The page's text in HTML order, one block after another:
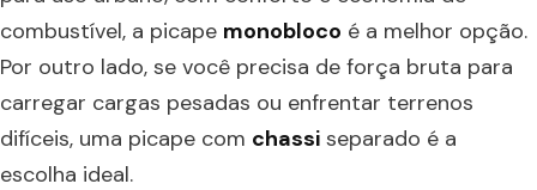
combustível, a picape monobloco é a melhor opção.
Por outro lado, se você precisa de força bruta para
carregar cargas pesadas ou enfrentar terrenos
difíceis, uma picape com chassi separado é a
escolha ideal.